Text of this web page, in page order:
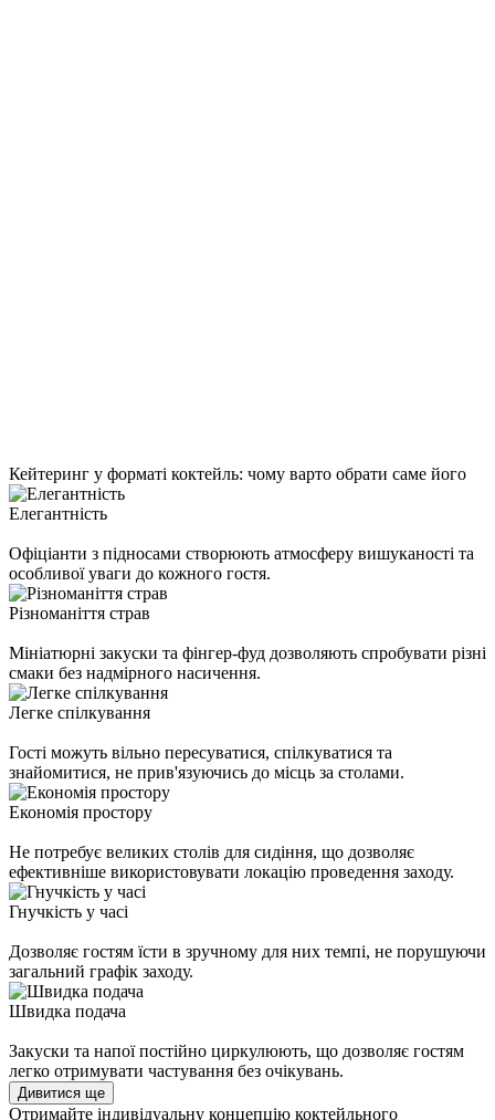
Кейтеринг у форматі коктейль: чому варто обрати саме його
Елегантність
Офіціанти з підносами створюють атмосферу вишуканості та
особливої уваги до кожного гостя.
Різноманіття страв
Мініатюрні закуски та фінгер-фуд дозволяють спробувати різні
смаки без надмірного насичення.
Легке спілкування
Гості можуть вільно пересуватися, спілкуватися та
знайомитися, не прив'язуючись до місць за столами.
Економія простору
Не потребує великих столів для сидіння, що дозволяє
ефективніше використовувати локацію проведення заходу.
Гнучкість у часі
Дозволяє гостям їсти в зручному для них темпі, не порушуючи
загальний графік заходу.
Швидка подача
Закуски та напої постійно циркулюють, що дозволяє гостям
легко отримувати частування без очікувань.
Дивитися ще
Отримайте індивідуальну концепцію коктейльного